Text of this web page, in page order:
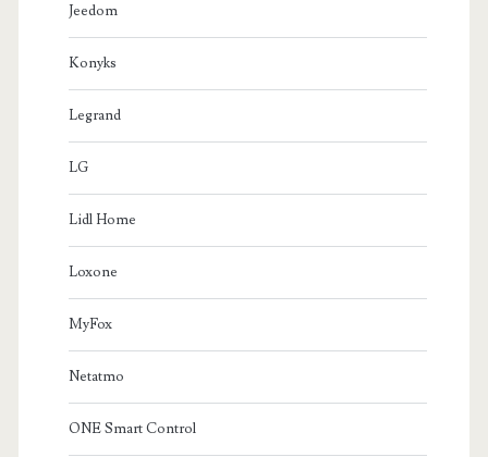
Jeedom
Konyks
Legrand
LG
Lidl Home
Loxone
MyFox
Netatmo
ONE Smart Control